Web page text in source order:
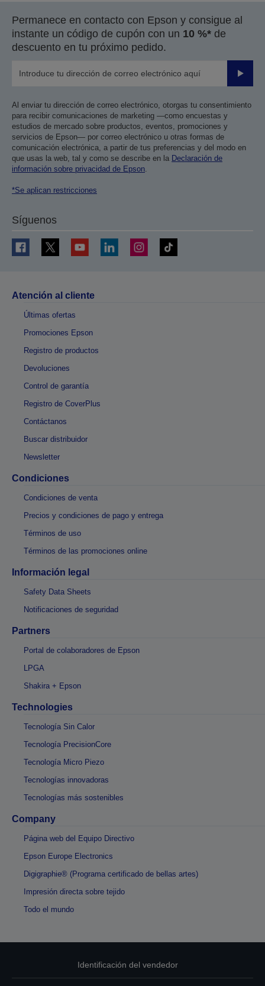
Permanece en contacto con Epson y consigue al
instante un código de cupón con un 10 %* de
descuento en tu próximo pedido.
Enviar
Al enviar tu dirección de correo electrónico, otorgas tu consentimiento
para recibir comunicaciones de marketing —como encuestas y
estudios de mercado sobre productos, eventos, promociones y
servicios de Epson— por correo electrónico u otras formas de
comunicación electrónica, a partir de tus preferencias y del modo en
que usas la web, tal y como se describe en la Declaración de
información sobre privacidad de Epson.
*Se aplican restricciones
Síguenos
Atención al cliente
Últimas ofertas
Promociones Epson
Registro de productos
Devoluciones
Control de garantía
Registro de CoverPlus
Contáctanos
Buscar distribuidor
Newsletter
Condiciones
Condiciones de venta
Precios y condiciones de pago y entrega
Términos de uso
Términos de las promociones online
Información legal
Safety Data Sheets
Notificaciones de seguridad
Partners
Portal de colaboradores de Epson
LPGA
Shakira + Epson
Technologies
Tecnología Sin Calor
Tecnología PrecisionCore
Tecnología Micro Piezo
Tecnologías innovadoras
Tecnologías más sostenibles
Company
Página web del Equipo Directivo
Epson Europe Electronics
Digigraphie® (Programa certificado de bellas artes)
Impresión directa sobre tejido
Todo el mundo
Identificación del vendedor